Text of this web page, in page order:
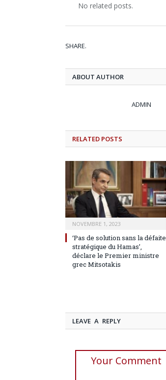
No related posts.
SHARE.
ABOUT AUTHOR
ADMIN
RELATED POSTS
NOVEMBRE 1, 2023
‘Pas de solution sans la défaite
stratégique du Hamas’,
déclare le Premier ministre
grec Mitsotakis
LEAVE A REPLY